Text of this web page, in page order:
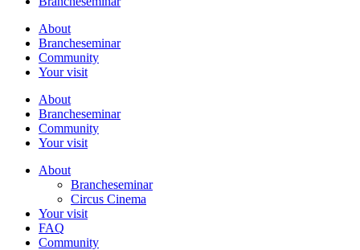
About
Brancheseminar
Community
Your visit
About
Brancheseminar
Community
Your visit
About
Brancheseminar
Circus Cinema
Your visit
FAQ
Community